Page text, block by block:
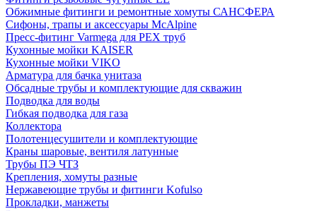
Обжимные фитинги и ремонтные хомуты САНСФЕРА
Сифоны, трапы и аксессуары McAlpine
Пресс-фитинг Varmega для PEX труб
Кухонные мойки KAISER
Кухонные мойки VIKO
Арматура для бачка унитаза
Обсадные трубы и комплектующие для скважин
Подводка для воды
Гибкая подводка для газа
Коллектора
Полотенцесушители и комплектующие
Краны шаровые, вентиля латунные
Трубы ПЭ ЧТЗ
Крепления, хомуты разные
Нержавеющие трубы и фитинги Kofulso
Прокладки, манжеты